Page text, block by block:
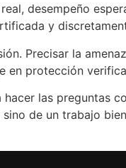
desempeño
y
Precisar la
en protección
las preguntas
de un trabajo